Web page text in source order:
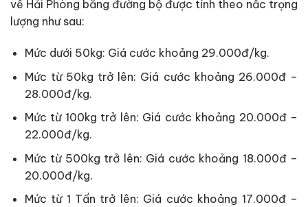
về Hải Phòng bằng đường bộ được tính theo nấc trọng
lượng như sau:
Mức dưới 50kg: Giá cước khoảng 29.000đ/kg.
Mức từ 50kg trở lên: Giá cước khoảng 26.000đ –
28.000đ/kg.
Mức từ 100kg trở lên: Giá cước khoảng 20.000đ –
22.000đ/kg.
Mức từ 500kg trở lên: Giá cước khoảng 18.000đ –
20.000đ/kg.
Mức từ 1 Tấn trở lên: Giá cước khoảng 17.000đ –